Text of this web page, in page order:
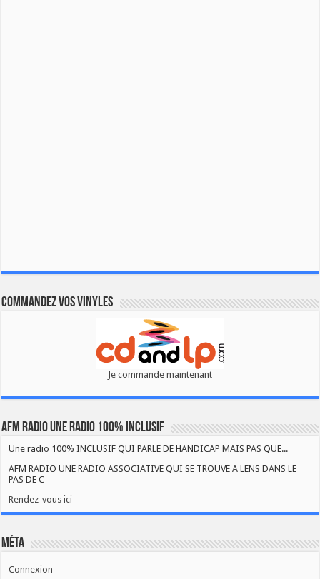
Commandez vos vinyles
Je commande maintenant
AFM RADIO UNE RADIO 100% INCLUSIF
Une radio 100% INCLUSIF QUI PARLE DE HANDICAP MAIS PAS QUE...
AFM RADIO UNE RADIO ASSOCIATIVE QUI SE TROUVE A LENS DANS LE
PAS DE C
Rendez-vous ici
Méta
Connexion